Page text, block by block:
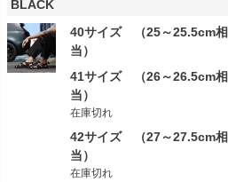
BLACK
40サイズ （25～25.5cm相
当）
41サイズ （26～26.5cm相
当）
在庫切れ
42サイズ （27～27.5cm相
当）
在庫切れ